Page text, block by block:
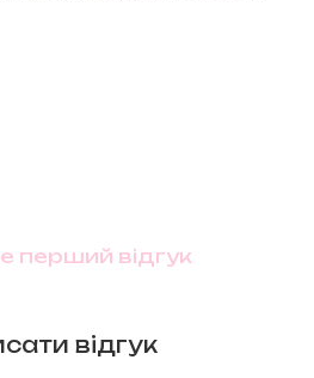
перший відгук
відгук